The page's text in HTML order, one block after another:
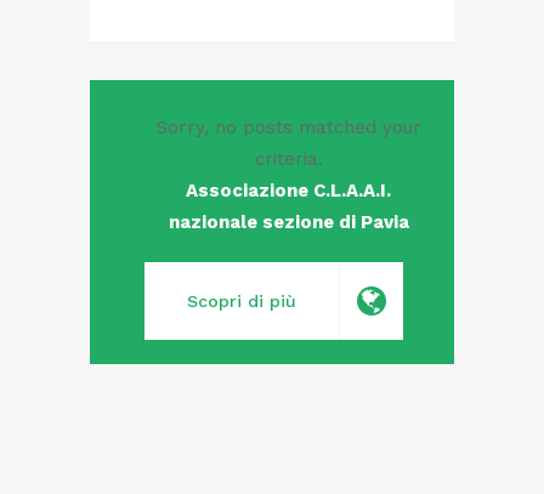
Sorry, no posts matched your
criteria.
Associazione C.L.A.A.I.
nazionale sezione di Pavia
Scopri di più